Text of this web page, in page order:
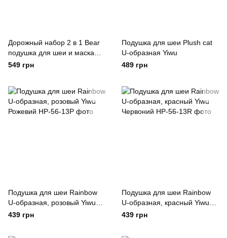
Дорожный набор 2 в 1 Bear
подушка для шеи и маска
для сна Yiwu
549 грн
Подушка для шеи Plush cat
U-образная Yiwu
489 грн
Подушка для шеи Rainbow
U-образная, розовый Yiwu
Рожевий
439 грн
Подушка для шеи Rainbow
U-образная, красный Yiwu
Червоний
439 грн